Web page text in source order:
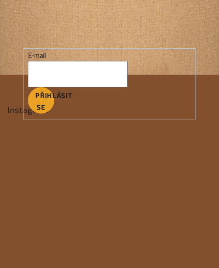
E-mail
PŘIHLÁSIT
SE
Instagram